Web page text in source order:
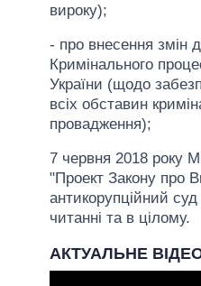
вироку);
- про внесення змін
Кримінального
України (щодо
всіх обставин
провадження);
7 червня 2018 року
"Проект Закону про
антикорупційний
читанні та в цілому.
АКТУАЛЬНЕ